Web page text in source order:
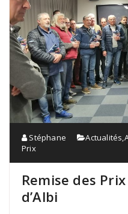
Stéphane Actualités,
Prix
Remise des Prix
d’Albi